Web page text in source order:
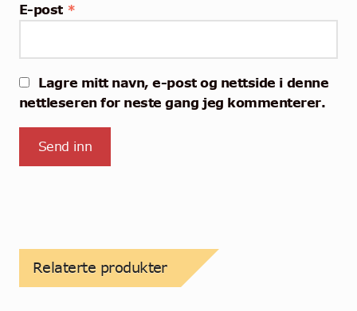
E-post *
Lagre mitt navn, e-post og nettside i denne
nettleseren for neste gang jeg kommenterer.
Relaterte produkter